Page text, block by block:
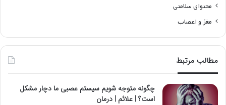
محتوای سلامتی
مغز و اعصاب
مطالب مرتبط
چگونه متوجه شویم سیستم عصبی ما دچار مشکل
است؟ | علائم | درمان